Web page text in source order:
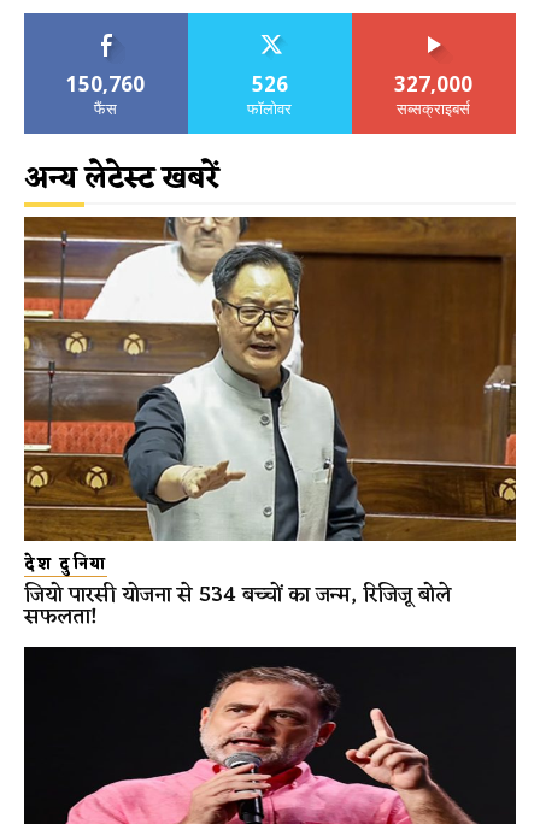
150,760
फैंस
526
फॉलोवर
327,000
सब्सक्राइबर्स
अन्य लेटेस्ट खबरें
देश दुनिया
जियो पारसी योजना से 534 बच्चों का जन्म, रिजिजू बोले
सफलता!